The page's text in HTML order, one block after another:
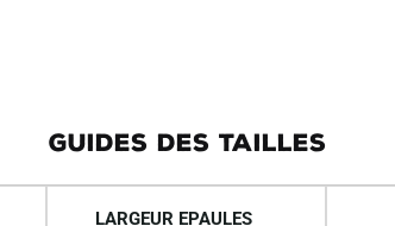
GUIDES DES TAILLES
LARGEUR EPAULES